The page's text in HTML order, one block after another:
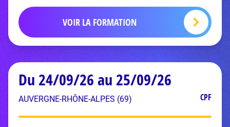
VOIR LA FORMATION
Du 24/09/26 au 25/09/26
AUVERGNE-RHÔNE-ALPES (69) CPF